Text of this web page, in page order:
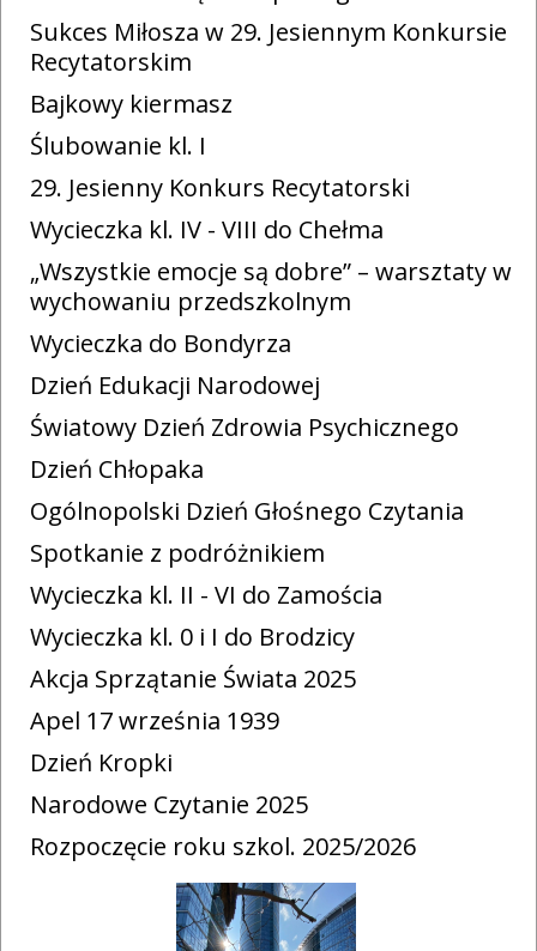
Sukces Miłosza w 29. Jesiennym Konkursie
Recytatorskim
Bajkowy kiermasz
Ślubowanie kl. I
29. Jesienny Konkurs Recytatorski
Wycieczka kl. IV - VIII do Chełma
„Wszystkie emocje są dobre” – warsztaty w
wychowaniu przedszkolnym
Wycieczka do Bondyrza
Dzień Edukacji Narodowej
Światowy Dzień Zdrowia Psychicznego
Dzień Chłopaka
Ogólnopolski Dzień Głośnego Czytania
Spotkanie z podróżnikiem
Wycieczka kl. II - VI do Zamościa
Wycieczka kl. 0 i I do Brodzicy
Akcja Sprzątanie Świata 2025
Apel 17 września 1939
Dzień Kropki
Narodowe Czytanie 2025
Rozpoczęcie roku szkol. 2025/2026